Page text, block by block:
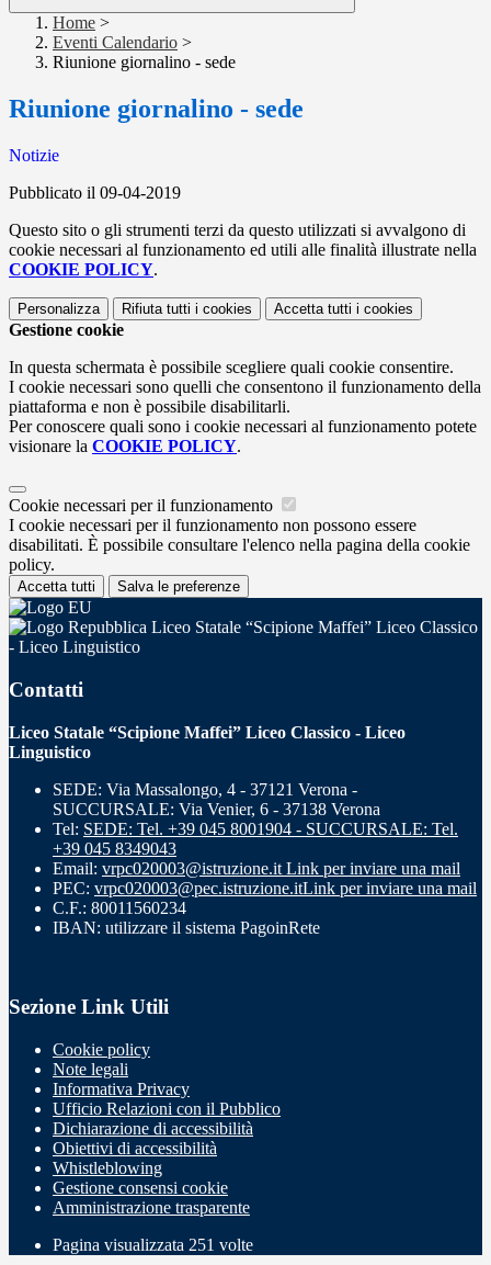
Home >
Eventi Calendario >
Riunione giornalino - sede
Riunione giornalino - sede
Notizie
Pubblicato il 09-04-2019
Questo sito o gli strumenti terzi da questo utilizzati si avvalgono di
cookie necessari al funzionamento ed utili alle finalità illustrate nella
COOKIE POLICY.
Personalizza Rifiuta tutti i cookies Accetta tutti i cookies
Gestione cookie
In questa schermata è possibile scegliere quali cookie consentire.
I cookie necessari sono quelli che consentono il funzionamento della
piattaforma e non è possibile disabilitarli.
Per conoscere quali sono i cookie necessari al funzionamento potete
visionare la COOKIE POLICY.
Cookie necessari per il funzionamento
I cookie necessari per il funzionamento non possono essere
disabilitati. È possibile consultare l'elenco nella pagina della cookie
policy.
Accetta tutti Salva le preferenze
Liceo Statale “Scipione Maffei” Liceo Classico
- Liceo Linguistico
Contatti
Liceo Statale “Scipione Maffei” Liceo Classico - Liceo
Linguistico
SEDE: Via Massalongo, 4 - 37121 Verona -
SUCCURSALE: Via Venier, 6 - 37138 Verona
Tel: SEDE: Tel. +39 045 8001904 - SUCCURSALE: Tel.
+39 045 8349043
Email: vrpc020003@istruzione.it Link per inviare una mail
PEC: vrpc020003@pec.istruzione.itLink per inviare una mail
C.F.: 80011560234
IBAN: utilizzare il sistema PagoinRete
Sezione Link Utili
Cookie policy
Note legali
Informativa Privacy
Ufficio Relazioni con il Pubblico
Dichiarazione di accessibilità
Obiettivi di accessibilità
Whistleblowing
Gestione consensi cookie
Amministrazione trasparente
Pagina visualizzata 251 volte